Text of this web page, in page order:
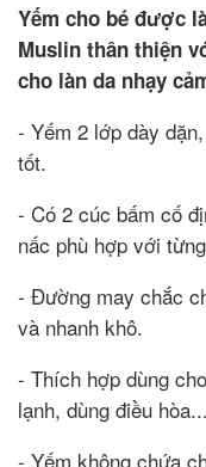
Yếm cho bé được
Muslin thân thiện
cho làn da nhạy
- Yếm 2 lớp dày
tốt.
- Có 2 cúc bấm cố
nấc phù hợp với
- Đường may chắc
và nhanh khô.
- Thích hợp dùng
lạnh, dùng điều hòa...
- Yếm không chứa